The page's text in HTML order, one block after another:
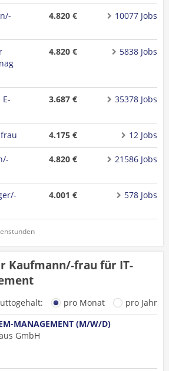
4.820 € 10077 Jobs
4.820 € 5838 Jobs
3.687 € 35378 Jobs
4.175 € 12 Jobs
4.820 € 21586 Jobs
4.001 € 578 Jobs
Kaufmann/-frau für IT-
pro Monat
pro Jahr
MANAGEMENT (M/W/D)
GmbH